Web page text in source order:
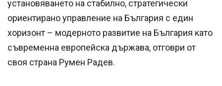
установяването на стабилно, стратегически
ориентирано управление на България с един
хоризонт – модерното развитие на България като
съвременна европейска държава, отговри от
своя страна Румен Радев.